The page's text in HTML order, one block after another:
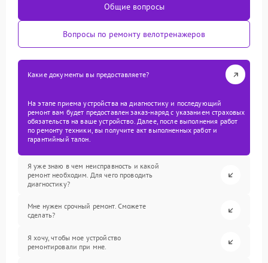
Общие вопросы
Вопросы по ремонту велотренажеров
Какие документы вы предоставляете?
На этапе приема устройства на диагностику и последующий
ремонт вам будет предоставлен заказ-наряд с указанием страховых
обязательств на ваше устройство. Далее, после выполнения работ
по ремонту техники, вы получите акт выполненных работ и
гарантийный талон.
Я уже знаю в чем неисправность и какой
ремонт необходим. Для чего проводить
диагностику?
Мне нужен срочный ремонт. Сможете
сделать?
Я хочу, чтобы мое устройство
ремонтировали при мне.